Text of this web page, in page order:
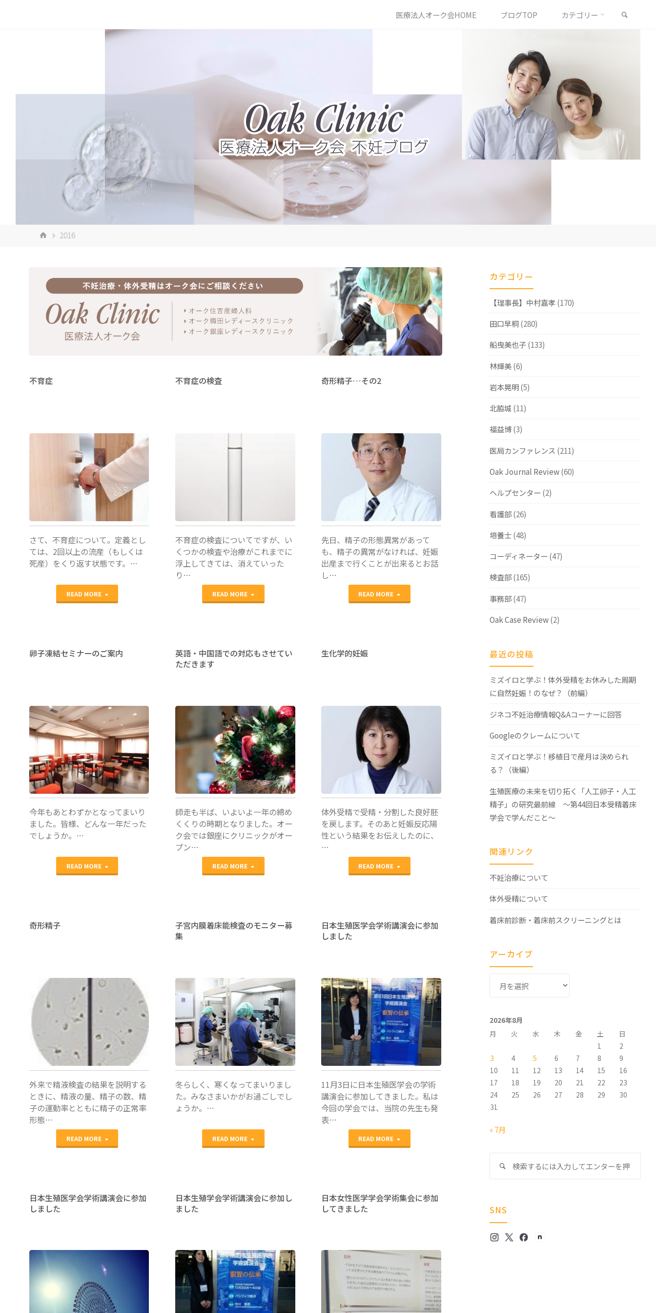
医療法人オーク会HOME ブログTOP カテゴリー
ホ 2016
不育症
さて、不育症について。定義とし
ては、2回以上の流産（もしくは
死産）をくり返す状態です。…
READ MORE
"不
不育症の検査
不育症の検査についてですが、い
くつかの検査や治療がこれまでに
浮上してきては、消えていった
り…
READ MORE
"不
の
奇形精子…その2
先日、精子の形態異常があって
も、精子の異常がなければ、妊娠
出産まで行くことが出来るとお話
し…
READ MORE
"奇
2"
卵子凍結セミナーのご案内
コーディ
今年もあとわずかとなってまいり
ました。皆様、どんな一年だった
でしょうか。…
READ MORE
"卵
ナ
案
内"
英語・中国語での対応もさせてい
ただきます
ネーター
師走も半ば、いよいよ一年の締め
くくりの時期となりました。オー
ク会では銀座にクリニックがオー
プン…
READ MORE
"英
国
の
対
応
も
さ
せ
て
だ
す"
生化学的妊娠
体外受精で受精・分割した良好胚
を戻します。そのあと妊娠反応陽
性という結果をお伝えしたのに、
…
READ MORE
"生
的
奇形精子
医局カン
ァレンス
外来で精液検査の結果を説明する
ときに、精液の量、精子の数、精
子の運動率とともに精子の正常率
形態…
READ MORE
"奇
子"
子宮内膜着床能検査のモニター募
集
コーディ
ネーター
冬らしく、寒くなってまいりまし
た。みなさまいかがお過ごしでし
ょうか。…
READ MORE
"子
膜
能
検
査
の
日本生殖医学会学術講演会に参加
しました
検査部
11月3日に日本生殖医学会の学術
講演会に参加してきました。私は
今回の学会では、当院の先生も発
表…
READ MORE
"日
殖
会
学
術
講
日本生殖医学会学術講演会に参加
しました
検査部
日本生殖学会学術講演会に参加し
ました
日本女性医学学会学術集会に参加
してきました
ファレンス
カテゴリー
【理事長】中村嘉孝(170)
田口早桐(280)
船曳美也子(133)
林輝美(6)
岩本晃明(5)
北脇城 (11)
福益博(3)
医局カンファレンス (211)
Oak Journal Review(60)
ヘルプセンター (2)
看護部(26)
培養士(48)
コーディネーター (47)
検査部(165)
事務部(47)
Oak Case Review(2)
最近の投稿
ミズイロと学ぶ！体外受精をお休みした周期
に自然妊娠！のなぜ？（前編）
ジネコ不妊治療情報Q&Aコーナーに回答
Googleのクレームについて
ミズイロと学ぶ！移植日で産月は決められ
る？（後編）
生殖医療の未来を切り拓く「人工卵子・人工
精子」の研究最前線 ～第44回日本受精着床
学会で学んだこと～
関連リンク
不妊治療について
体外受精について
着床前診断・着床前スクリーニングとは
アーカイブ
イ
ブ
2026年8月
月
火 水 木 金 土
日
1
2
3
4 5 6 7 8
9
10
11 12 13 14 15
16
17
18 19 20 21 22
23
24
25 26 27 28 29
30
31
« 7月
検
SNS